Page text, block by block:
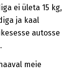
ei ületa 15 kg,
ja kaal
autosse
meie